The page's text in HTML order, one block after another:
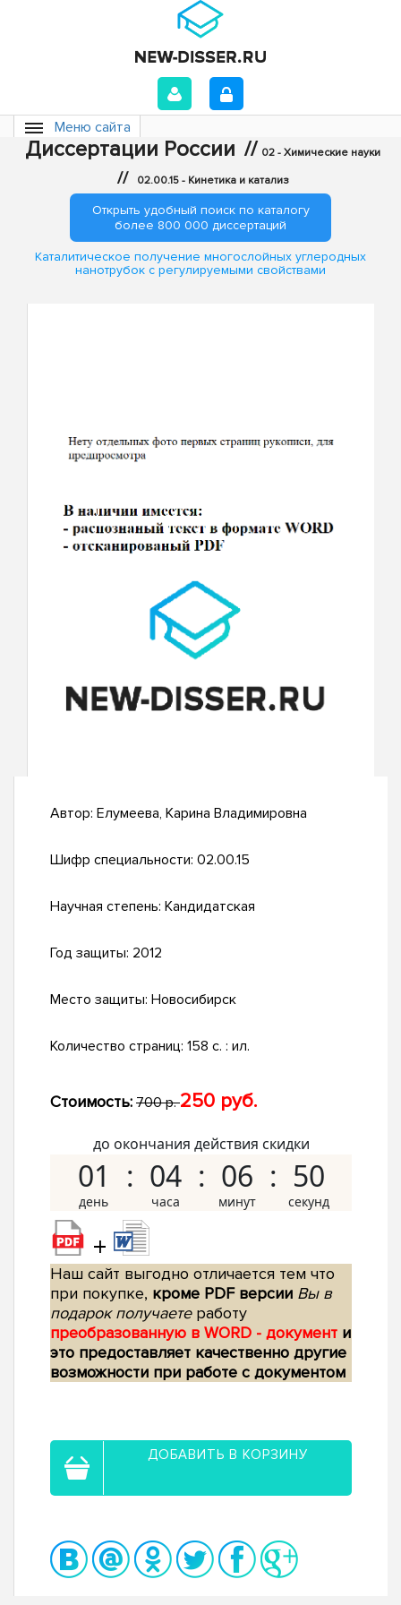
Меню сайта
Диссертации России // 02 - Химические науки
// 02.00.15 - Кинетика и катализ
Открыть удобный поиск по каталогу
более 800 000 диссертаций
Каталитическое получение многослойных углеродных
нанотрубок с регулируемыми свойствами
Автор: Елумеева, Карина Владимировна
Шифр специальности: 02.00.15
Научная степень: Кандидатская
Год защиты: 2012
Место защиты: Новосибирск
Количество страниц: 158 с. : ил.
Стоимость: 700 р.250 руб.
до окончания действия скидки
01 04 06 49
+
Наш сайт выгодно отличается тем что
при покупке, кроме PDF версии Вы в
подарок получаетеработу
преобразованную в WORD - документ и
это предоставляет качественно другие
возможности при работе с документом
ДОБАВИТЬ В КОРЗИНУ